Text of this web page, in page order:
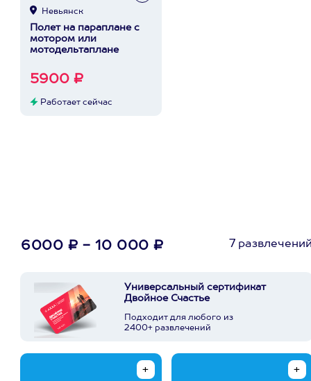
Невьянск
Полет на параплане с
мотором или
мотодельтаплане
5900 ₽
Работает сейчас
6000 ₽ - 10 000 ₽ 7
Универсальный сертификат
Двойное Счастье
Подходит для любого из
2400+ развлечений